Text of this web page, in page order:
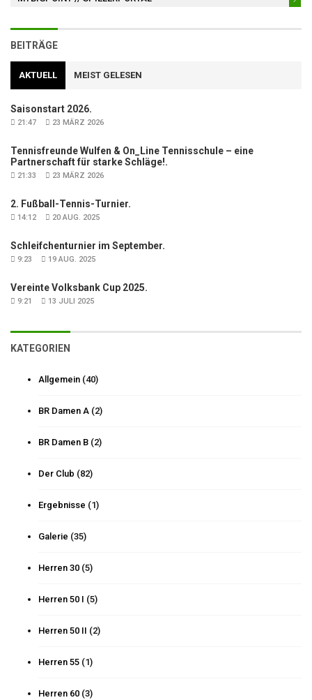
BEITRÄGE
AKTUELL MEIST GELESEN
Saisonstart 2026.
21:47 23 MÄRZ 2026
Tennisfreunde Wulfen & On_Line Tennisschule – eine
Partnerschaft für starke Schläge!.
21:33 23 MÄRZ 2026
2. Fußball-Tennis-Turnier.
14:12 20 AUG. 2025
Schleifchenturnier im September.
9:23 19 AUG. 2025
Vereinte Volksbank Cup 2025.
9:21 13 JULI 2025
KATEGORIEN
Allgemein (40)
BR Damen A (2)
BR Damen B (2)
Der Club (82)
Ergebnisse (1)
Galerie (35)
Herren 30 (5)
Herren 50 I (5)
Herren 50 II (2)
Herren 55 (1)
Herren 60 (3)